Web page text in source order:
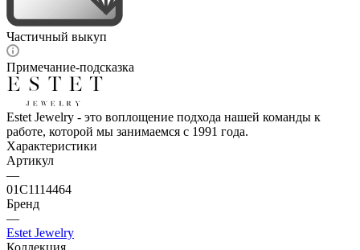
Частичный выкуп
Примечание-подсказка
Estet Jewelry - это воплощение подхода нашей команды к
работе, которой мы занимаемся с 1991 года.
Характеристики
Артикул
—
01С1114464
Бренд
—
Estet Jewelry
Коллекция